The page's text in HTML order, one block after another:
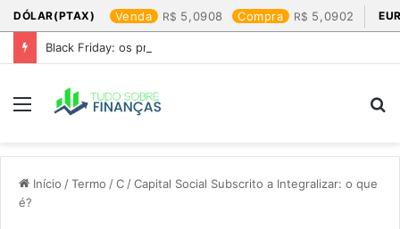
DÓLAR(PTAX) Venda 5,0908 Compra 5,0902
Black Friday: os produtos que mais valem a pena
Menu
Início /Termo /C /Capital Social Subscrito a Integralizar: o que
é?